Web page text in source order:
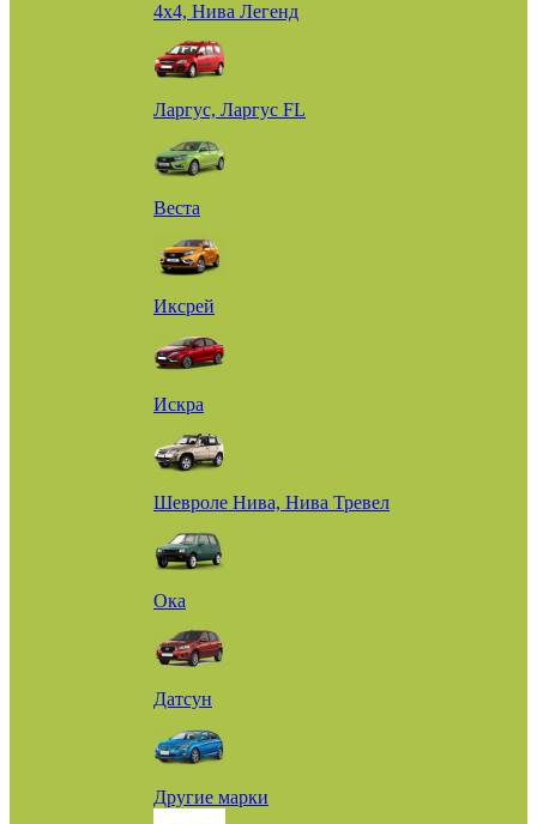
4х4, Нива Легенд
Ларгус, Ларгус FL
Веста
Иксрей
Искра
Шевроле Нива, Нива Тревел
Ока
Датсун
Другие марки